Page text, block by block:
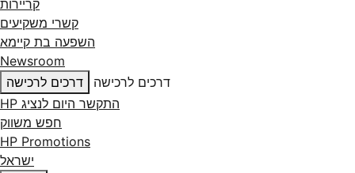
קריירות
קשרי משקיעים
השפעה בת קיימא
Newsroom
דרכים לרכישה
דרכים לרכישה
התקשר היום לנציג HP
חפש משווק
HP Promotions
ישראל